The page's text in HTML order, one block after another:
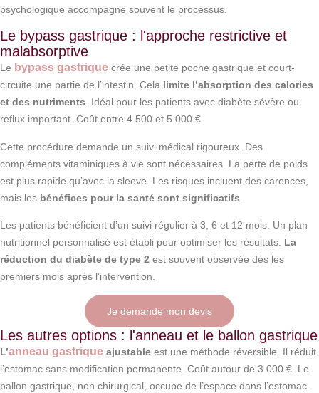
psychologique accompagne souvent le processus.
Le bypass gastrique : l'approche restrictive et
malabsorptive
Le bypass gastrique crée une petite poche gastrique et court-
circuite une partie de l’intestin. Cela limite l’absorption des calories
et des nutriments . Idéal pour les patients avec diabète sévère ou
reflux important. Coût entre 4 500 et 5 000 €.
Cette procédure demande un suivi médical rigoureux. Des
compléments vitaminiques à vie sont nécessaires. La perte de poids
est plus rapide qu’avec la sleeve. Les risques incluent des carences,
mais les bénéfices pour la santé sont significatifs
Les patients bénéficient d’un suivi régulier à 3, 6 et 12 mois. Un plan
nutritionnel personnalisé est établi pour optimiser les résultats. La
réduction du diabète de type 2 est souvent observée dès les
premiers mois après l’intervention.
Je demande mon devis
Les autres options : l'anneau et le ballon gastrique
L’anneau gastrique ajustable est une méthode réversible. Il réduit
l’estomac sans modification permanente. Coût autour de 3 000 €. Le
ballon gastrique, non chirurgical, occupe de l’espace dans l’estomac.